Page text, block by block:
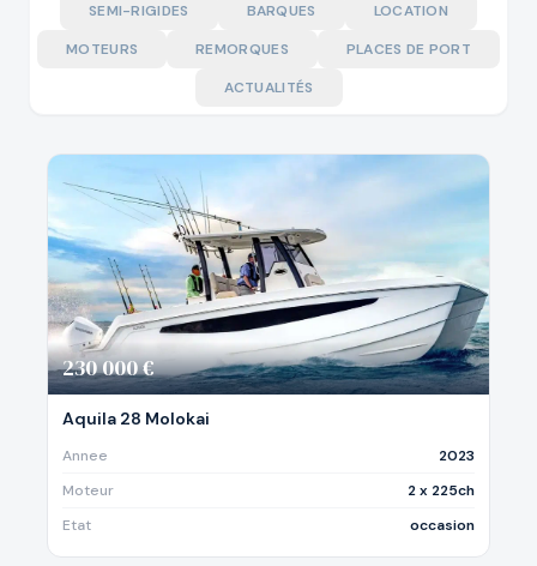
SEMI-RIGIDES
BARQUES
LOCATION
MOTEURS
REMORQUES
PLACES DE PORT
ACTUALITÉS
230 000 €
Aquila 28 Molokai
Annee
2023
Moteur
2 x 225ch
Etat
occasion